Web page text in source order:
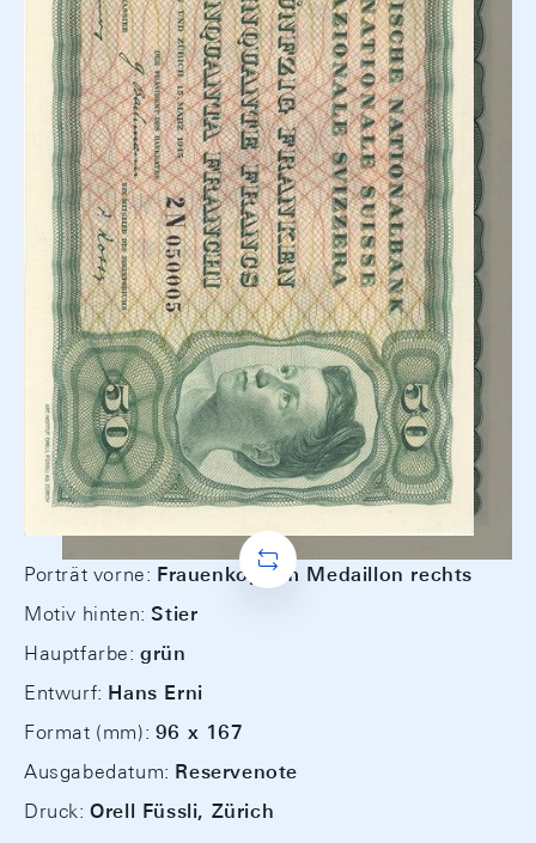
Porträt vorne: Frauenkopf im Medaillon rechts
Motiv hinten:Stier
Hauptfarbe:grün
Entwurf: Hans Erni
Format (mm): 96 x 167
Ausgabedatum: Reservenote
Druck:Orell Füssli, Zürich